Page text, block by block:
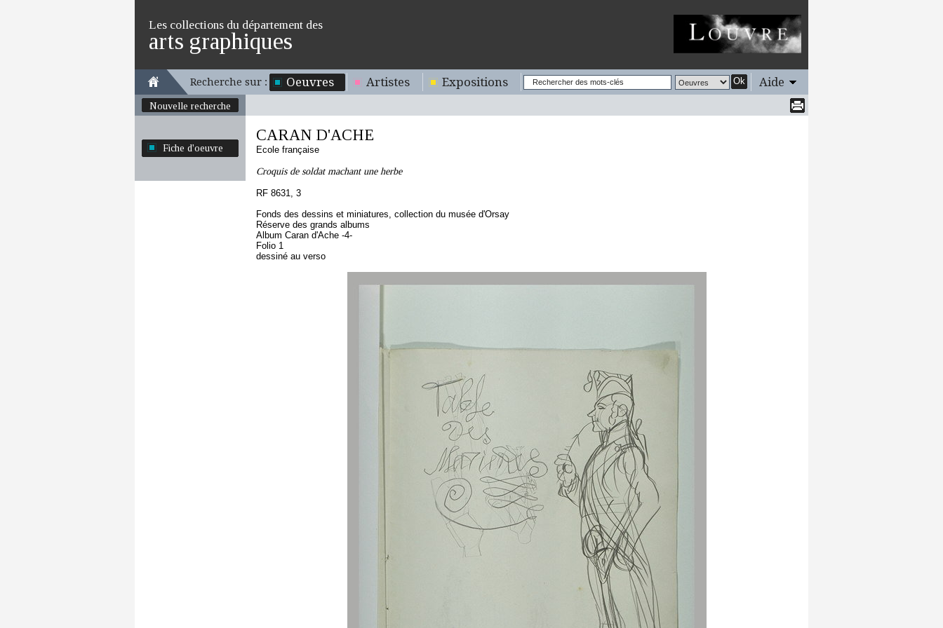
Les collections du département des
arts graphiques
Recherche sur : Oeuvres Artistes Expositions Ok Aide
Nouvelle recherche
Fiche d'oeuvre
CARAN D'ACHE
Ecole française
Croquis de soldat machant une herbe
RF 8631, 3
Fonds des dessins et miniatures, collection du musée d'Orsay
Réserve des grands albums
Album Caran d'Ache -4-
Folio 1
dessiné au verso